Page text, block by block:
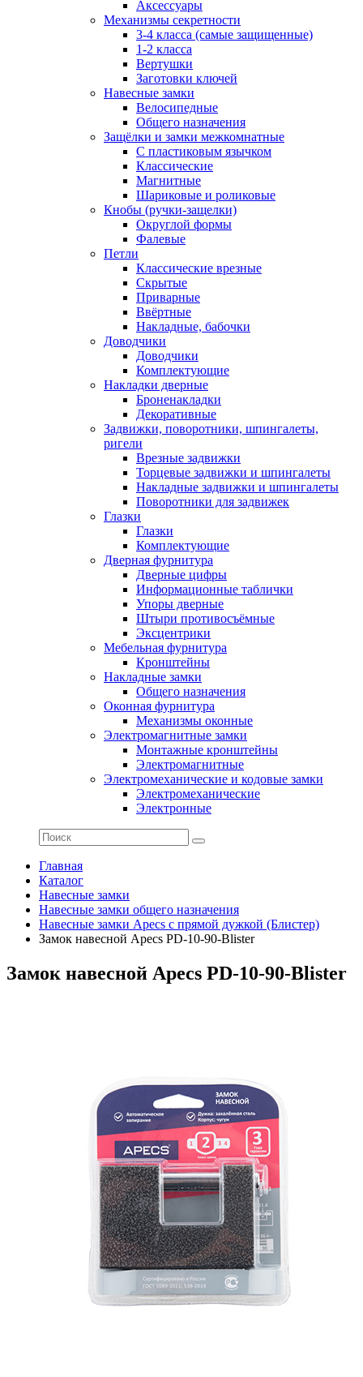
Аксессуары
Механизмы секретности
3-4 класса (самые защищенные)
1-2 класса
Вертушки
Заготовки ключей
Навесные замки
Велосипедные
Общего назначения
Защёлки и замки межкомнатные
С пластиковым язычком
Классические
Магнитные
Шариковые и роликовые
Кнобы (ручки-защелки)
Округлой формы
Фалевые
Петли
Классические врезные
Скрытые
Приварные
Ввёртные
Накладные, бабочки
Доводчики
Доводчики
Комплектующие
Накладки дверные
Броненакладки
Декоративные
Задвижки, поворотники, шпингалеты,
ригели
Врезные задвижки
Торцевые задвижки и шпингалеты
Накладные задвижки и шпингалеты
Поворотники для задвижек
Глазки
Глазки
Комплектующие
Дверная фурнитура
Дверные цифры
Информационные таблички
Упоры дверные
Штыри противосъёмные
Эксцентрики
Мебельная фурнитура
Кронштейны
Накладные замки
Общего назначения
Оконная фурнитура
Механизмы оконные
Электромагнитные замки
Монтажные кронштейны
Электромагнитные
Электромеханические и кодовые замки
Электромеханические
Электронные
Главная
Каталог
Навесные замки
Навесные замки общего назначения
Навесные замки Apecs с прямой дужкой (Блистер)
Замок навесной Apecs PD-10-90-Blister
Замок навесной Apecs PD-10-90-Blister